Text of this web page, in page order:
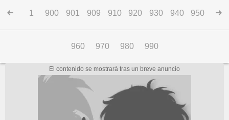
1 900 901 909 910 920 930 940 950
960 970 980 990